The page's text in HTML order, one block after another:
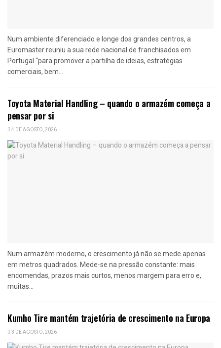
Num ambiente diferenciado e longe dos grandes centros, a
Euromaster reuniu a sua rede nacional de franchisados em
Portugal “para promover a partilha de ideias, estratégias
comerciais, bem...
Toyota Material Handling – quando o armazém começa a
pensar por si
4 DE AGOSTO, 2026
Num armazém moderno, o crescimento já não se mede apenas
em metros quadrados. Mede-se na pressão constante: mais
encomendas, prazos mais curtos, menos margem para erro e,
muitas...
Kumho Tire mantém trajetória de crescimento na Europa
3 DE AGOSTO, 2026